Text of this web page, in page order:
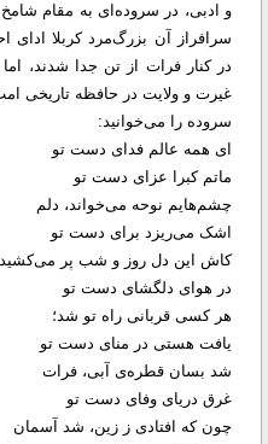
و ادبی، در سروده‌ای به مقام
سرافراز آن بزرگ‌مرد کربلا ادای
در کنار فرات از تن جدا شدند،
غیرت و ولایت در حافظه تاریخی
سروده را می‌خوانید:
ای همه عالم فدای دست تو
ماتم کبرا عزای دست تو
چشم‌هایم نوحه می‌خواند، دلم
اشک می‌ریزد برای دست تو
کاش این دل روز و شب پر می‌کشید
در هوای دلگشای دست تو
هر کسی قربانی راه تو شد؛
یافت هستی در منای دست تو
شد بسان قطره‌ی آبی، فرات
غرق دریای وفای دست تو
چون که افتادی ز زین، شد آسمان